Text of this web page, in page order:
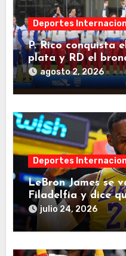
Deportes
P. Rico conquista
plata y RD el
femenino
agosto 2, 2026
Deportes
LeBron James se
Filadelfia y dice
decisión
julio 24, 2026